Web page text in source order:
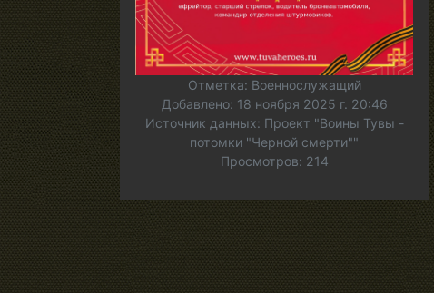
Отметка: Военнослужащий
Добавлено: 18 ноября 2025 г. 20:46
Источник данных: Проект "Воины Тувы -
потомки "Черной смерти""
Просмотров: 214